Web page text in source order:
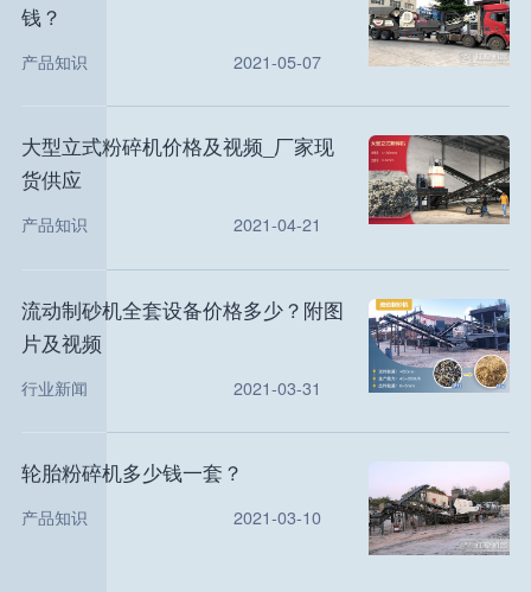
钱？
产品知识 2021-05-07
大型立式粉碎机价格及视频_厂家现
货供应
产品知识 2021-04-21
流动制砂机全套设备价格多少？附图
片及视频
行业新闻 2021-03-31
轮胎粉碎机多少钱一套？
产品知识 2021-03-10